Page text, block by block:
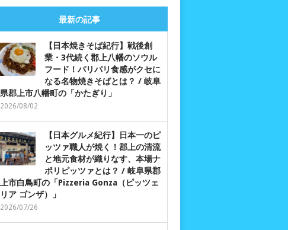
最新の記事
【日本焼きそば紀行】戦後創
業・3代続く郡上八幡のソウル
フード！パリパリ食感がクセに
なる名物焼きそばとは？ / 岐阜
県郡上市八幡町の「かたぎり」
2026/08/02
【日本グルメ紀行】日本一のピ
ッツァ職人が焼く！郡上の清流
と地元食材が織りなす、本場ナ
ポリピッツァとは？ / 岐阜県郡
上市白鳥町の「Pizzeria Gonza（ピッツェ
リア ゴンザ）」
2026/07/26